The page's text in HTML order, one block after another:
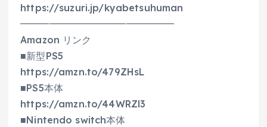
https://suzuri.jp/kyabetsuhuman
━━━━━━━━━━━━━━━━
Amazon リンク
■新型PS5
https://amzn.to/479ZHsL
■PS5本体
https://amzn.to/44WRZl3
■Nintendo switch本体